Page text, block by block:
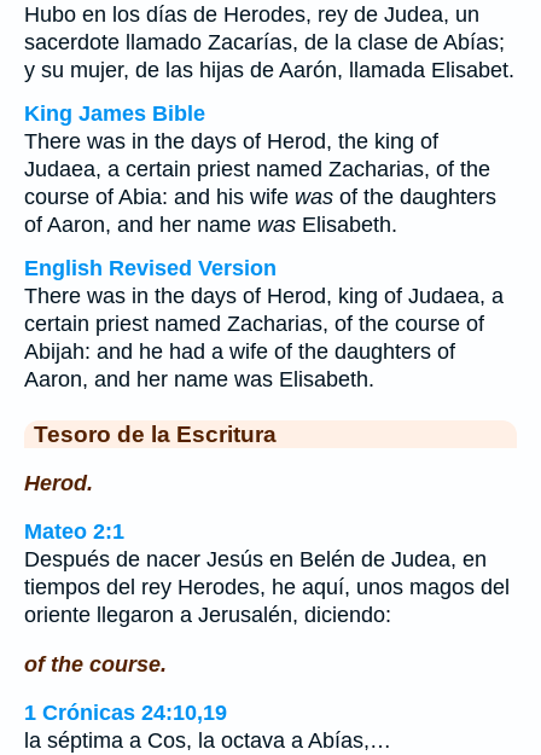
Hubo en los días de Herodes, rey de Judea, un
sacerdote llamado Zacarías, de la clase de Abías;
y su mujer, de las hijas de Aarón, llamada Elisabet.
King James Bible
There was in the days of Herod, the king of
Judaea, a certain priest named Zacharias, of the
course of Abia: and his wife was of the daughters
of Aaron, and her name was Elisabeth.
English Revised Version
There was in the days of Herod, king of Judaea, a
certain priest named Zacharias, of the course of
Abijah: and he had a wife of the daughters of
Aaron, and her name was Elisabeth.
Tesoro de la Escritura
Herod.
Mateo 2:1
Después de nacer Jesús en Belén de Judea, en
tiempos del rey Herodes, he aquí, unos magos del
oriente llegaron a Jerusalén, diciendo:
of the course.
1 Crónicas 24:10,19
la séptima a Cos, la octava a Abías,…